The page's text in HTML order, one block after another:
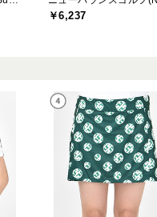
￥6,237